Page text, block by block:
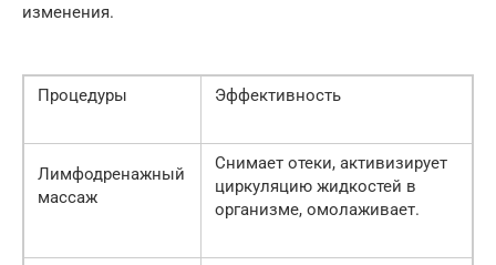
изменения.
Процедуры Эффективность
Лимфодренажный
массаж
Снимает отеки, активизирует
циркуляцию жидкостей в
организме, омолаживает.